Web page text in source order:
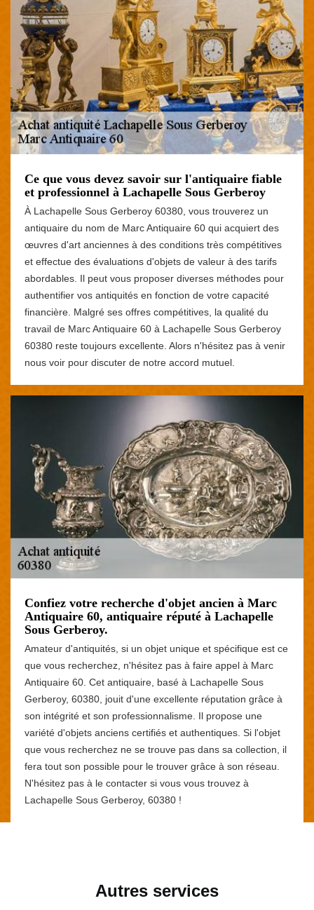
Ce que vous devez savoir sur l'antiquaire fiable
et professionnel à Lachapelle Sous Gerberoy
À Lachapelle Sous Gerberoy 60380, vous trouverez un
antiquaire du nom de Marc Antiquaire 60 qui acquiert des
œuvres d'art anciennes à des conditions très compétitives
et effectue des évaluations d'objets de valeur à des tarifs
abordables. Il peut vous proposer diverses méthodes pour
authentifier vos antiquités en fonction de votre capacité
financière. Malgré ses offres compétitives, la qualité du
travail de Marc Antiquaire 60 à Lachapelle Sous Gerberoy
60380 reste toujours excellente. Alors n'hésitez pas à venir
nous voir pour discuter de notre accord mutuel.
Confiez votre recherche d'objet ancien à Marc
Antiquaire 60, antiquaire réputé à Lachapelle
Sous Gerberoy.
Amateur d'antiquités, si un objet unique et spécifique est ce
que vous recherchez, n'hésitez pas à faire appel à Marc
Antiquaire 60. Cet antiquaire, basé à Lachapelle Sous
Gerberoy, 60380, jouit d'une excellente réputation grâce à
son intégrité et son professionnalisme. Il propose une
variété d'objets anciens certifiés et authentiques. Si l'objet
que vous recherchez ne se trouve pas dans sa collection, il
fera tout son possible pour le trouver grâce à son réseau.
N'hésitez pas à le contacter si vous vous trouvez à
Lachapelle Sous Gerberoy, 60380 !
Autres services